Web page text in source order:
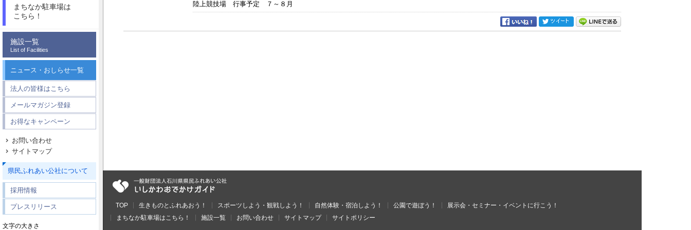
まちなか駐車場は
こちら！
施設一覧
List of Facilities
ニュース・おしらせ一覧
法人の皆様はこちら
メールマガジン登録
お得なキャンペーン
お問い合わせ
サイトマップ
県民ふれあい公社について
採用情報
プレスリリース
文字の大きさ
陸上競技場 行事予定 ７～８月
TOP 生きものとふれあおう！ スポーツしよう・観戦しよう！ 自然体験・宿泊しよう！ 公園で遊ぼう！
展示会・セミナー・イベントに行こう！
まちなか駐車場はこちら！
施設一覧 お問い合わせ サイトマップ サイトポリシー